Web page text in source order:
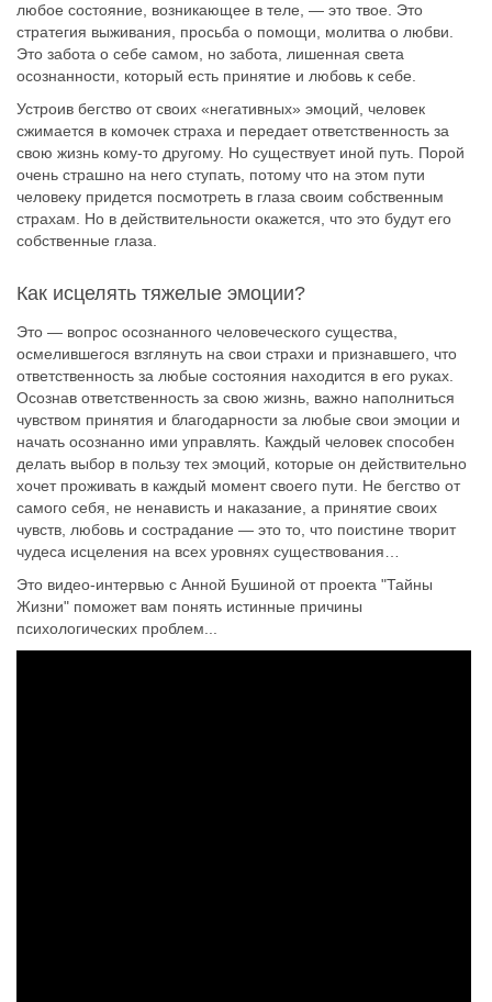
любое состояние, возникающее в теле, — это твое. Это
стратегия выживания, просьба о помощи, молитва о любви.
Это забота о себе самом, но забота, лишенная света
осознанности, который есть принятие и любовь к себе.
Устроив бегство от своих «негативных» эмоций, человек
сжимается в комочек страха и передает ответственность за
свою жизнь кому-то другому. Но существует иной путь. Порой
очень страшно на него ступать, потому что на этом пути
человеку придется посмотреть в глаза своим собственным
страхам. Но в действительности окажется, что это будут его
собственные глаза.
Как исцелять тяжелые эмоции?
Это — вопрос осознанного человеческого существа,
осмелившегося взглянуть на свои страхи и признавшего, что
ответственность за любые состояния находится в его руках.
Осознав ответственность за свою жизнь, важно наполниться
чувством принятия и благодарности за любые свои эмоции и
начать осознанно ими управлять. Каждый человек способен
делать выбор в пользу тех эмоций, которые он действительно
хочет проживать в каждый момент своего пути. Не бегство от
самого себя, не ненависть и наказание, а принятие своих
чувств, любовь и сострадание — это то, что поистине творит
чудеса исцеления на всех уровнях существования…
Это видео-интервью с Анной Бушиной от проекта "Тайны
Жизни" поможет вам понять истинные причины
психологических проблем...